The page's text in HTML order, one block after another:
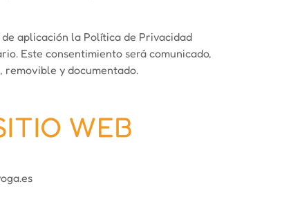
aplicación la Política de Privacidad
Este consentimiento será comunicado,
y documentado.
WEB